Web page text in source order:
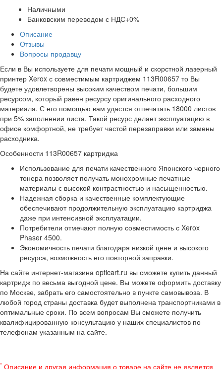
Наличными
Банковским переводом с НДС+0%
Описание
Отзывы
Вопросы продавцу
Если в Вы используете для печати мощный и скорстной лазерный
принтер Xerox с совместимым картриджем 113R00657 то Вы
будете удовлетворены высоким качеством печати, большим
ресурсом, который равен ресурсу оригинального расходного
материала. С его помощью вам удастся отпечатать 18000 листов
при 5% заполнении листа. Такой ресурс делает эксплуатацию в
офисе комфортной, не требует частой перезаправки или замены
расходника.
Особенности 113R00657 картриджа
Использование для печати качественного Японского черного
тонера позволяет получать монохромные печатные
материалы с высокой контрастностью и насыщенностью.
Надежная сборка и качественные комплектующие
обеспечивают продолжительную эксплуатацию картриджа
даже при интенсивной эксплуатации.
Потребители отмечают полную совместимость с Xerox
Phaser 4500.
Экономичность печати благодаря низкой цене и высокого
ресурса, возможность его повторной заправки.
На сайте интернет-магазина opticart.ru вы сможете купить данный
картридж по весьма выгодной цене. Вы можете оформить доставку
по Москве, забрать его самостоятельно в пункте самовывоза. В
любой город страны доставка будет выполнена транспортниками в
оптимальные сроки. По всем вопросам Вы сможете получить
квалифицированную консультацию у наших специалистов по
телефонам указанным на сайте.
* Описание и другая информация о товаре на сайте не является